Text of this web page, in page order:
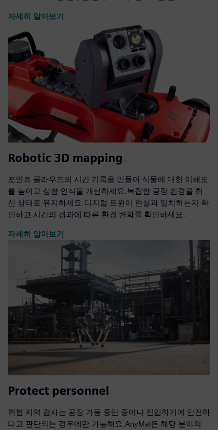
자세히 알아보기
Robotic 3D mapping
포인트 클라우드의 시간 기록을 만들어 식물에 대한 이해도
를 높이고 상황 인식을 개선하세요.복잡한 공장 환경을 최
신 상태로 유지하세요.디지털 트윈이 현실과 일치하는지 확
인하고 시간의 경과에 따른 환경 변화를 확인하세요.
자세히 알아보기
Protect personnel
위험 지역 검사는 공장 가동 중단 중이나 진입하기에 안전하
다고 판단되는 경우에만 가능해요.AnyMal은 해당 분야의